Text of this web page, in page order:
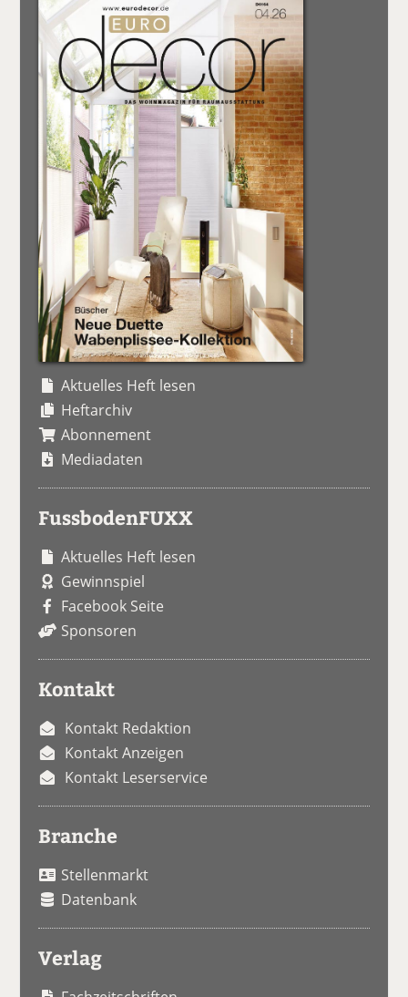
Aktuelles Heft lesen
Heftarchiv
Abonnement
Mediadaten
FussbodenFUXX
Aktuelles Heft lesen
Gewinnspiel
Facebook Seite
Sponsoren
Kontakt
Kontakt Redaktion
Kontakt Anzeigen
Kontakt Leserservice
Branche
Stellenmarkt
Datenbank
Verlag